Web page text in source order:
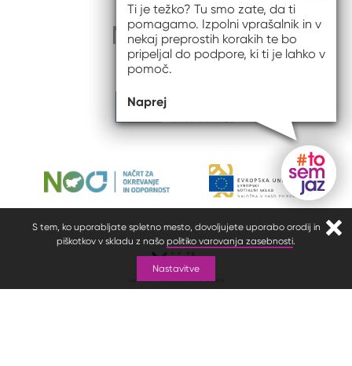
S tem, ko uporabljate spletno mesto, dovoljujete uporabo orodij in
piškotkov v skladu z našo politiko varovanja zasebnosti.
Nastavitve
Gumb
Ti je težko? Tu smo zate, da ti
pomagamo. Izpolni vprašalnik in v
nekaj preprostih korakih te bo
pripeljal do podpore, ki ti je lahko v
pomoč.
Naprej